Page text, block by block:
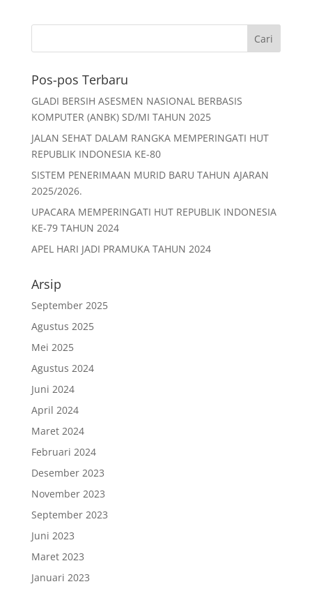
Pos-pos Terbaru
GLADI BERSIH ASESMEN NASIONAL BERBASIS
KOMPUTER (ANBK) SD/MI TAHUN 2025
JALAN SEHAT DALAM RANGKA MEMPERINGATI HUT
REPUBLIK INDONESIA KE-80
SISTEM PENERIMAAN MURID BARU TAHUN AJARAN
2025/2026.
UPACARA MEMPERINGATI HUT REPUBLIK INDONESIA
KE-79 TAHUN 2024
APEL HARI JADI PRAMUKA TAHUN 2024
Arsip
September 2025
Agustus 2025
Mei 2025
Agustus 2024
Juni 2024
April 2024
Maret 2024
Februari 2024
Desember 2023
November 2023
September 2023
Juni 2023
Maret 2023
Januari 2023